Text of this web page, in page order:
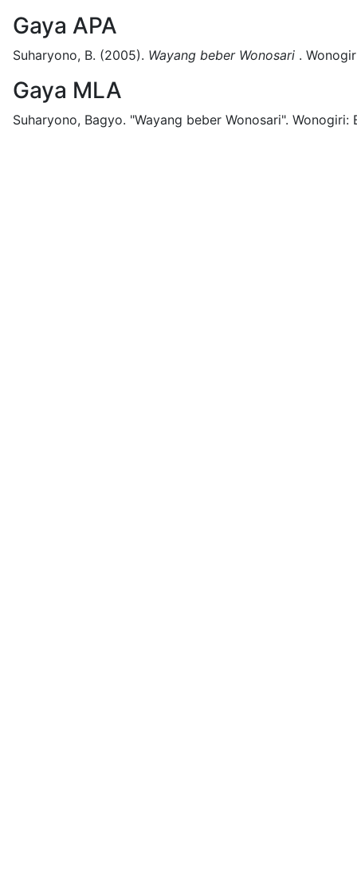
Gaya APA
Suharyono, B. (2005). Wayang beber Wonosari .
Gaya MLA
Suharyono, Bagyo. "Wayang beber Wonosari". Wonogiri: